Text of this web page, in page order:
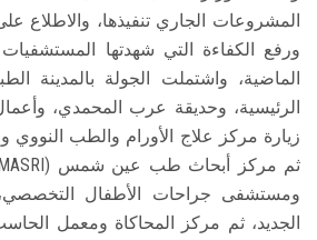
المشروعات الجاري تنفيذها، والاطلاع
ورفع الكفاءة التي شهدتها المستشفيات
الماضية، واشتملت الجولة بالمدينة
الرئيسية، وحديقة عرب المحمدي،
زيارة مركز علاج الأورام والطب النووي
ومستشفى جراحات الأطفال
الجديد، ثم مركز المحاكاة ومعمل